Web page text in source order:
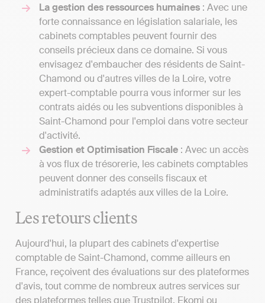
La gestion des ressources humaines : Avec une
forte connaissance en législation salariale, les
cabinets comptables peuvent fournir des
conseils précieux dans ce domaine. Si vous
envisagez d'embaucher des résidents de Saint-
Chamond ou d'autres villes de la Loire, votre
expert-comptable pourra vous informer sur les
contrats aidés ou les subventions disponibles à
Saint-Chamond pour l'emploi dans votre secteur
d'activité.
Gestion et Optimisation Fiscale : Avec un accès
à vos flux de trésorerie, les cabinets comptables
peuvent donner des conseils fiscaux et
administratifs adaptés aux villes de la Loire.
Les retours clients
Aujourd'hui, la plupart des cabinets d'expertise
comptable de Saint-Chamond, comme ailleurs en
France, reçoivent des évaluations sur des plateformes
d'avis, tout comme de nombreux autres services sur
des plateformes telles que Trustpilot, Ekomi ou